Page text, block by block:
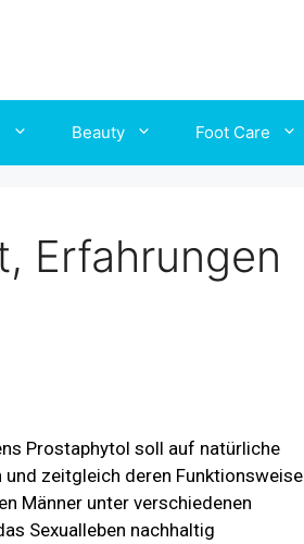
Beauty Foot Care
Erfahrungen
Prostaphytol soll auf natürliche
zeitgleich deren Funktionsweise
Männer unter verschiedenen
Sexualleben nachhaltig